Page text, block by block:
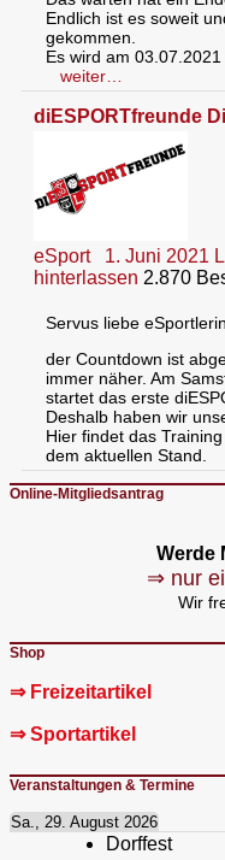
Endlich ist es soweit
gekommen.
Es wird am
weiter…
diESPORTfreunde
eSport 1. Juni 2021
hinterlassen 2.870
Servus liebe
der Countdown ist
immer näher. Am
startet das erste
Deshalb haben wir
Hier findet das
dem aktuellen Stand.
Online-Mitgliedsantrag
Werde
⇒ nur
Wir
Shop
⇒ Freizeitartikel
⇒ Sportartikel
Veranstaltungen & Termine
Sa., 29. August 2026
Dorffest